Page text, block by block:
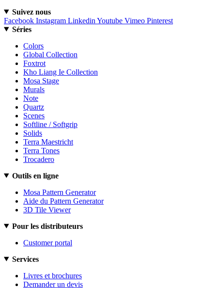
Suivez nous
Facebook Instagram Linkedin Youtube Vimeo Pinterest
Séries
Colors
Global Collection
Foxtrot
Kho Liang Ie Collection
Mosa Stage
Murals
Note
Quartz
Scenes
Softline / Softgrip
Solids
Terra Maestricht
Terra Tones
Trocadero
Outils en ligne
Mosa Pattern Generator
Aide du Pattern Generator
3D Tile Viewer
Pour les distributeurs
Customer portal
Services
Livres et brochures
Demander un devis